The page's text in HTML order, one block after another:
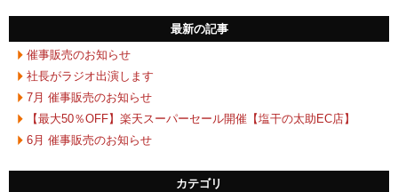
最新の記事
催事販売のお知らせ
社長がラジオ出演します
7月 催事販売のお知らせ
【最大50％OFF】楽天スーパーセール開催【塩干の太助EC店】
6月 催事販売のお知らせ
カテゴリ